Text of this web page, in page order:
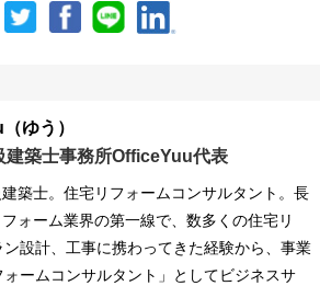
（ゆう）
建築士事務所OfficeYuu代表
築士。住宅リフォームコンサルタント。長
ォーム業界の第一線で、数多くの住宅リ
設計、工事に携わってきた経験から、事業
ームコンサルタント」としてビジネスサ